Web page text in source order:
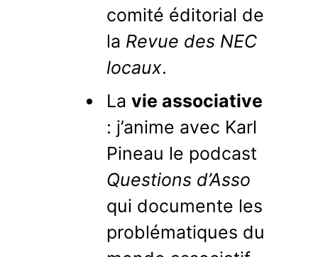
comité éditorial de
la Revue des NEC
locaux.
La vie associative
: j’anime avec Karl
Pineau le podcast
Questions d’Asso
qui documente les
problématiques du